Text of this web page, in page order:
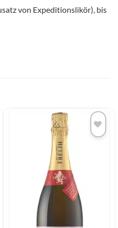
von Expeditionslikör), bis